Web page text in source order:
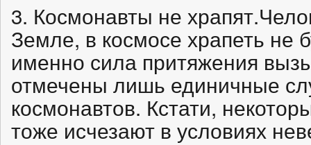
3. Космонавты не
Земле, в космосе храпеть не
именно сила притяжения
отмечены лишь единичные
космонавтов. Кстати,
тоже исчезают в условиях